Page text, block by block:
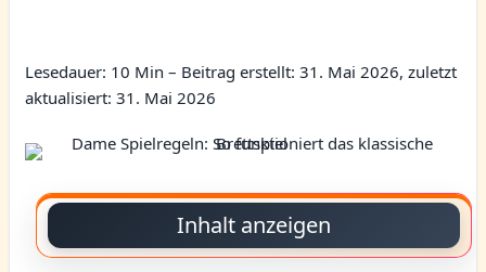
Lesedauer: 10 Min – Beitrag erstellt: 31. Mai 2026, zuletzt
aktualisiert: 31. Mai 2026
Inhalt anzeigen